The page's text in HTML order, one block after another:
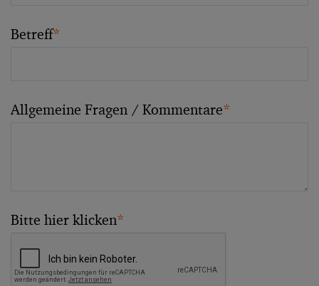
Betreff*
Allgemeine Fragen / Kommentare*
Bitte hier klicken*